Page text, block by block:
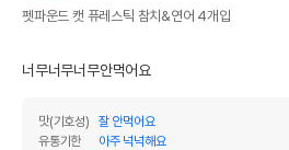
펫파운드 캣 퓨레스틱 참치&연어 4개입
너무너무너무안먹어요
맛(기호성)
잘 안먹어요
유통기한
아주 넉넉해요